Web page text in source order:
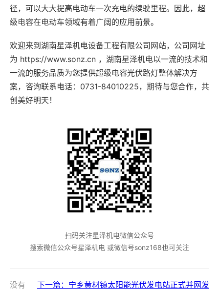
径，可以大大提高电动车一次充电的续驶里程。因此，超
级电容在电动车领域有着广阔的应用前景。
欢迎来到湖南星泽机电设备工程有限公司网站，公司网址
为 https://www.sonz.cn ，湖南星泽机电以一流的技术和
一流的服务品质为您提供超级电容光伏路灯整体解决方
案，咨询联系电话：0731-84010225，期待与您合作，共
创美好明天！
扫码关注星泽机电微信公众号
搜索微信公众号星泽机电 或微信号sonz168也可关注
没有
下一篇：宁乡黄材镇太阳能光伏发电站正式并网发